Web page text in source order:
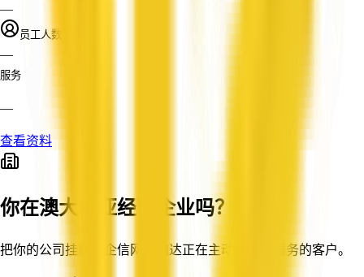
—
员工人数
—
服务
—
查看资料
你在澳大利亚经营企业吗？
把你的公司挂牌到企信网，触达正在主动搜索你服务的客户。